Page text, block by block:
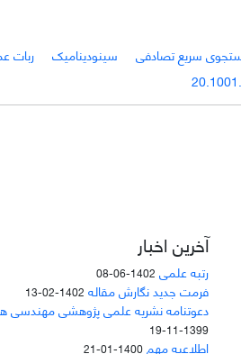
سریع تصادفی سینودینامیک ربات
آخرین اخبار
رتبه علمی 1402-06-08
فرمت جدید نگارش مقاله 1402-02-13
دعوتنامه نشریه علمی پژوهشی مهندسی
1399-11-19
اطلاعیه مهم1400-01-21